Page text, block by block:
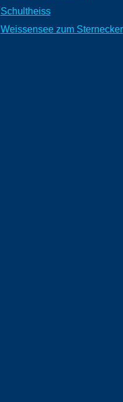
Schultheiss
Weissensee zum Sternecker